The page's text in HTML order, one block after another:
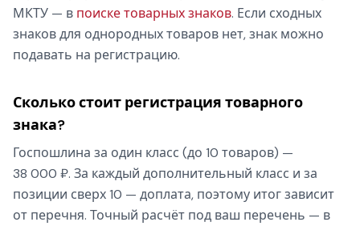
МКТУ — в поиске товарных знаков. Если сходных
знаков для однородных товаров нет, знак можно
подавать на регистрацию.
Сколько стоит регистрация товарного
знака?
Госпошлина за один класс (до 10 товаров) —
38 000 ₽. За каждый дополнительный класс и за
позиции сверх 10 — доплата, поэтому итог зависит
от перечня. Точный расчёт под ваш перечень — в